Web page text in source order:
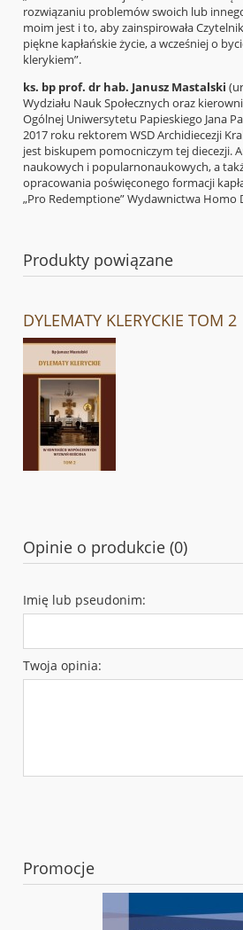
rozwiązaniu problemów swoich lub
moim jest i to, aby zainspirowała
piękne kapłańskie życie, a wcześniej o
klerykiem”.
ks. bp prof. dr hab. Janusz Mastalski
Wydziału Nauk Społecznych oraz
Ogólnej Uniwersytetu Papieskiego Jana
2017 roku rektorem WSD Archidiecezji
jest biskupem pomocniczym tej diecezji.
naukowych i popularnonaukowych, a
opracowania poświęconego formacji
„Pro Redemptione” Wydawnictwa Homo
Produkty powiązane
DYLEMATY KLERYCKIE TOM 2
Opinie o produkcie (0)
Imię lub pseudonim:
Twoja opinia:
Promocje